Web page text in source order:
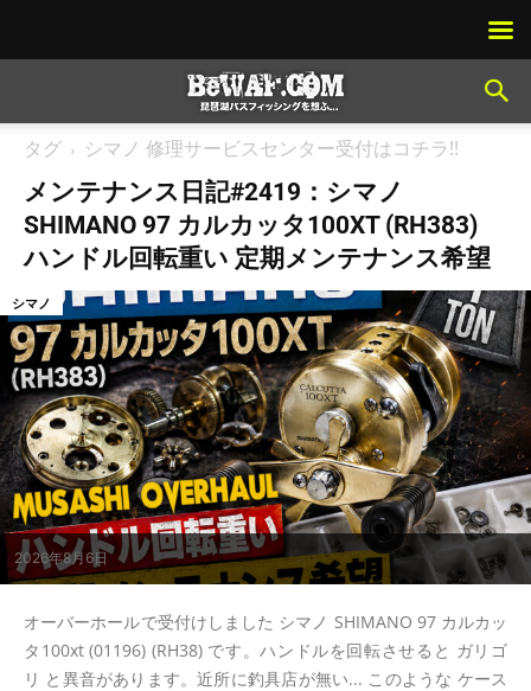
タグ シマノ 修理サービスセンター受付はコチラ!!
メンテナンス日記#2419：シマノ
SHIMANO 97 カルカッタ100XT (RH383)
ハンドル回転重い 定期メンテナンス希望
2026年8月6日
シマノ
オーバーホールで受付けしました シマノ SHIMANO 97 カルカッ
タ100xt (01196) (RH38) です。ハンドルを回転させると ガリゴ
リ と異音があります。近所に釣具店が無い... このような ケース